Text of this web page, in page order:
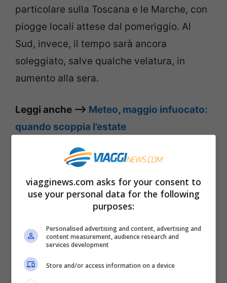
particolare sulla Toscana e le Marche, con
piogge locali attese dal pomeriggio. Al
Sud, invece, il tempo sarà ancora
soleggiato, salve qualche velatura, in
aumento alla sera.
Leggi anche –> Meteo, maggio infuocato:
quando scoppia l’estate
Nella giornata dimartedì 27 aprile
previsto un ulteriore
peggioramento
le piogge che saranno più intense.
nevicatesulle
occidentalisopra i 1700 metri di quota. I
cieli saranno coperti al Centro Nord. Le
precipitazioni diminuiranno a fine giornata
sul Nord-Ovest.
viagginews.com asks for your consent to
use your personal data for the following
purposes:
Personalised advertising and content, advertising and
content measurement, audience research and
services development
Store and/or access information on a device